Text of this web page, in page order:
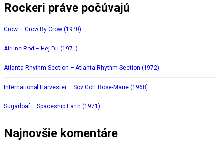
Rockeri práve počúvajú
Crow – Crow By Crow (1970)
Alrune Rod – Hej Du (1971)
Atlanta Rhythm Section – Atlanta Rhythm Section (1972)
International Harvester – Sov Gott Rose-Marie (1968)
Sugarloaf – Spaceship Earth (1971)
Najnovšie komentáre